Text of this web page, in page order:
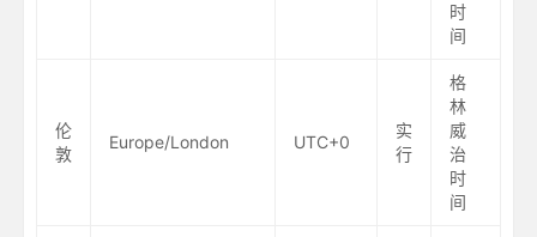
时
间
伦
敦
Europe/London UTC+0
实
行
格
林
威
治
时
间